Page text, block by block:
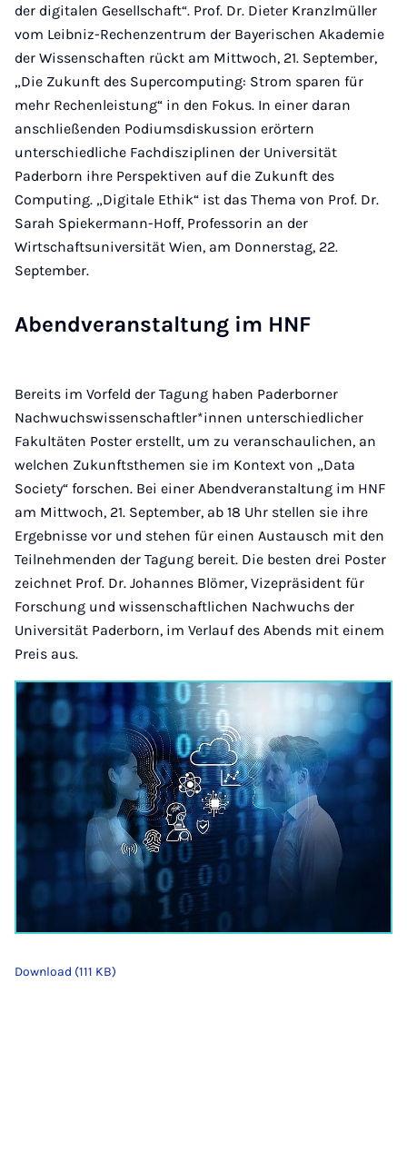
der digitalen Gesellschaft“. Prof. Dr. Dieter Kranzlmüller
vom Leibniz-Rechenzentrum der Bayerischen Akademie
der Wissenschaften rückt am Mittwoch, 21. September,
„Die Zukunft des Supercomputing: Strom sparen für
mehr Rechenleistung“ in den Fokus. In einer daran
anschließenden Podiumsdiskussion erörtern
unterschiedliche Fachdisziplinen der Universität
Paderborn ihre Perspektiven auf die Zukunft des
Computing. „Digitale Ethik“ ist das Thema von Prof. Dr.
Sarah Spiekermann-Hoff, Professorin an der
Wirtschaftsuniversität Wien, am Donnerstag, 22.
September.
Abendveranstaltung im HNF
Bereits im Vorfeld der Tagung haben Paderborner
Nachwuchswissenschaftler*innen unterschiedlicher
Fakultäten Poster erstellt, um zu veranschaulichen, an
welchen Zukunftsthemen sie im Kontext von „Data
Society“ forschen. Bei einer Abendveranstaltung im HNF
am Mittwoch, 21. September, ab 18 Uhr stellen sie ihre
Ergebnisse vor und stehen für einen Austausch mit den
Teilnehmenden der Tagung bereit. Die besten drei Poster
zeichnet Prof. Dr. Johannes Blömer, Vizepräsident für
Forschung und wissenschaftlichen Nachwuchs der
Universität Paderborn, im Verlauf des Abends mit einem
Preis aus.
Download (111 KB)